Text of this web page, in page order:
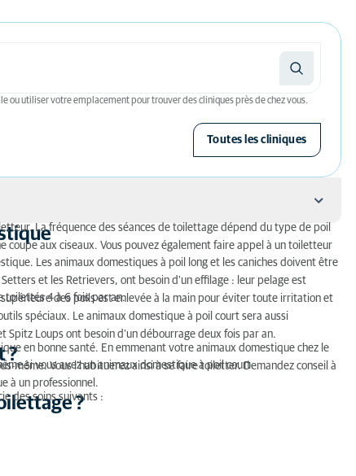
ou utiliser votre emplacement pour trouver des cliniques près de chez vous.
Toutes les cliniques
La fréquence des séances de toilettage dépend du type de poil
coupe aux ciseaux. Vous pouvez également faire appel à un toiletteur
Les animaux domestiques à poil long et les caniches doivent être
et les Retrievers, ont besoin d'un effilage : leur pelage est
toilettés 4 à 6 fois par an.
des poils est enlevée à la main pour éviter toute irritation et
spéciaux. Le animaux domestique à poil court sera aussi
Spitz Loups ont besoin d’un débourrage deux fois par an.
? en bonne santé. En emmenant votre animaux domestique chez le
si vous avez un animaux domestique à poil court.
même. Vous l’habituerez ainsi à se faire toiletter. Demandez conseil à
à un professionnel.
?
des soins suivants :